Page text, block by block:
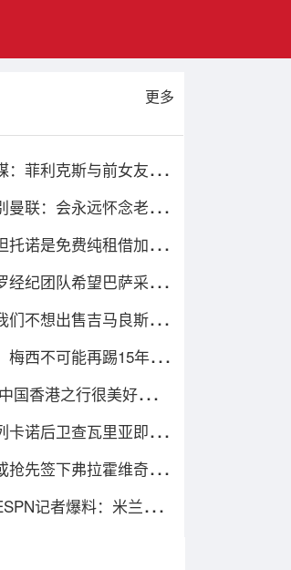
更多
：菲利克斯与前女友夜
曼联：会永远怀念老特
托诺是免费纯租借加盟
经纪团队希望巴萨采取
们不想出售吉马良斯但
梅西不可能再踢15年，
国香港之行很美好，场
卡诺后卫查瓦里亚即将
抢先签下弗拉霍维奇，
记者爆料：米兰正式